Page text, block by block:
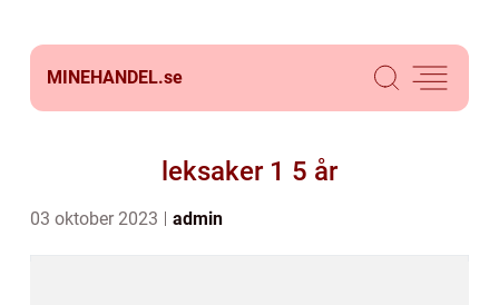
MINEHANDEL.se
leksaker 1 5 år
03 oktober 2023 admin